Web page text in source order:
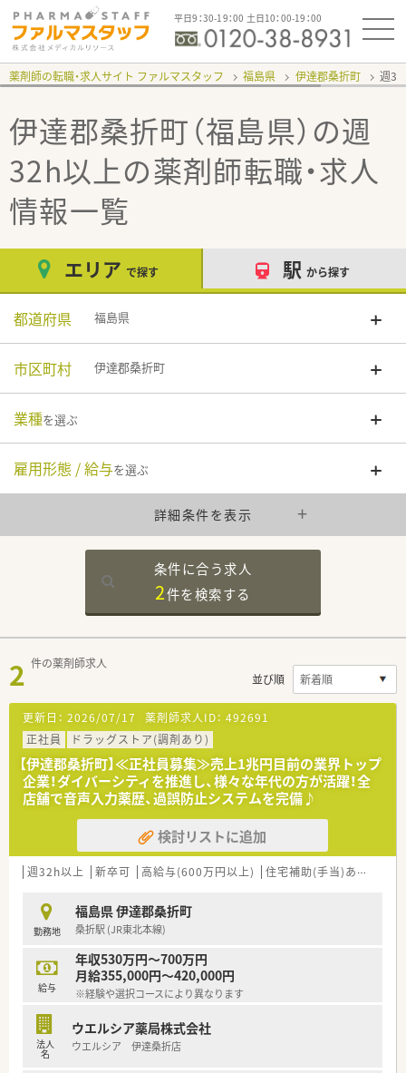
平日9：30-19：00 土日10：00-19：00
薬剤師の転職・求人サイト ファルマスタッフ 福島県 伊達郡桑折町 週
伊達郡桑折町（福島県）の週
32h以上の薬剤師転職・求人
情報一覧
エリア で探す 駅 から探す
都道府県 福島県
市区町村 伊達郡桑折町
業種を選ぶ
雇用形態 / 給与を選ぶ
詳細条件を表示
条件に合う求人
2件を検索する
2 件の薬剤師求人
並び順
更新日： 2026/07/17 薬剤師求人ID： 492691
正社員
ドラッグストア(調剤あり)
【伊達郡桑折町】≪正社員募集≫売上1兆円目前の業界トップ
企業！ダイバーシティを推進し、様々な年代の方が活躍！全
店舗で音声入力薬歴、過誤防止システムを完備♪
検討リストに追加
週32h以上 新卒可 高給与(600万円以上) 住宅補助(手当)あり
勤務地
福島県 伊達郡桑折町
桑折駅 (JR東北本線)
給与
年収530万円～700万円
月給355,000円～420,000円
※経験や選択コースにより異なります
法人
名
ウエルシア薬局株式会社
ウエルシア 伊達桑折店